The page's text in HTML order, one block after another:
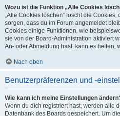
Wozu ist die Funktion „Alle Cookies
„Alle Cookies löschen“ löscht die
sorgen, dass du im Forum angemeldet
Cookies einige Funktionen, wie
sie von der Board-Administration aktiviert
An- oder Abmeldung hast, kann es helfen,
Nach oben
Benutzerpräferenzen und -
Wie kann ich meine Einstellungen
Wenn du dich registriert hast, werden alle
Datenbank des Boards gespeichert. Um